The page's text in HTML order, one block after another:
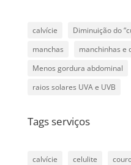
calvície Diminuição do
manchas
manchinhas e
Menos gordura abdominal
raios solares UVA e UVB
Tags serviços
calvície celulite